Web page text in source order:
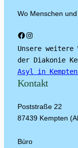
Wo Menschen
Facebook Instagram
Unsere weitere
der Diakonie
Asyl in Kempten
Kontakt
Poststraße 22
87439 Kempten
Büro